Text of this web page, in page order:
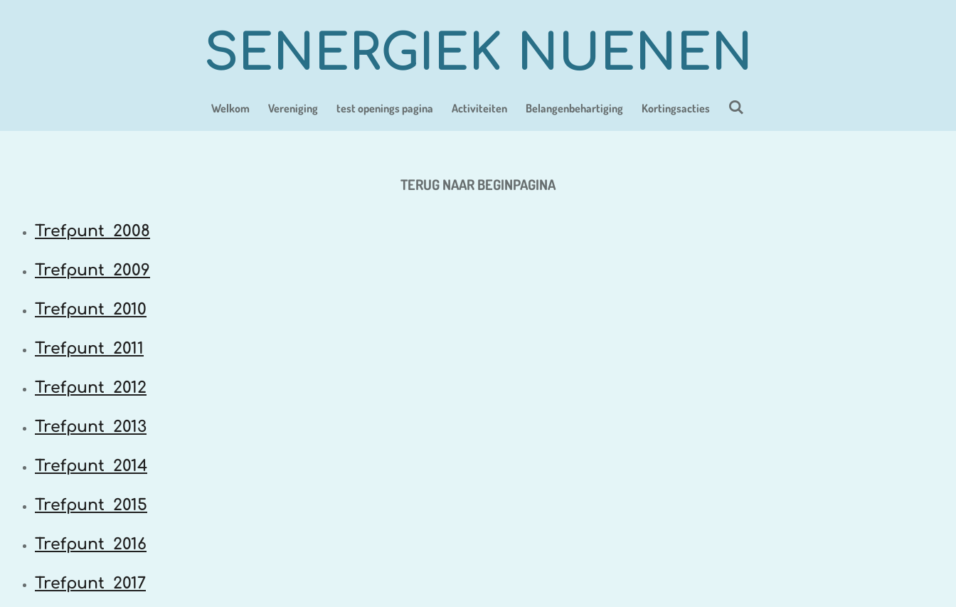
SENERGIEK NUENEN
Welkom Vereniging test openings pagina Activiteiten Belangenbehartiging Kortingsacties
TERUG NAAR BEGINPAGINA
Trefpunt 2008
Trefpunt 2009
Trefpunt 2010
Trefpunt 2011
Trefpunt 2012
Trefpunt 2013
Trefpunt 2014
Trefpunt 2015
Trefpunt 2016
Trefpunt 2017